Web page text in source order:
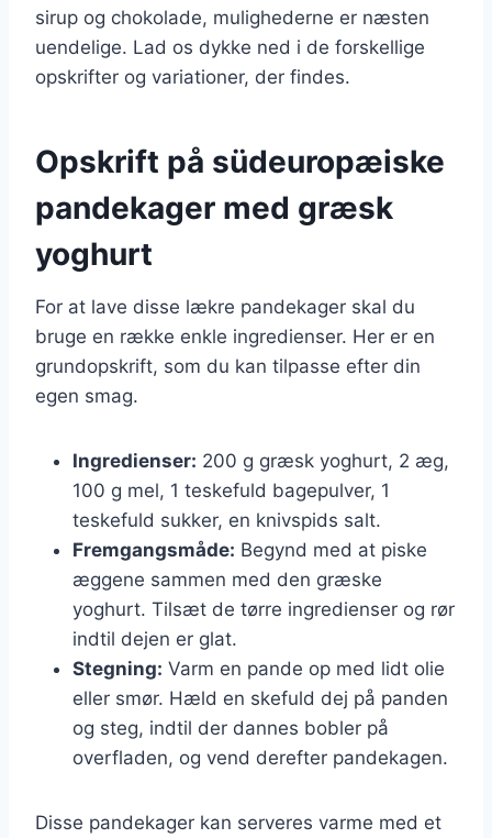
sirup og chokolade, mulighederne er næsten
uendelige. Lad os dykke ned i de forskellige
opskrifter og variationer, der findes.
Opskrift på südeuropæiske
pandekager med græsk
yoghurt
For at lave disse lækre pandekager skal du
bruge en række enkle ingredienser. Her er en
grundopskrift, som du kan tilpasse efter din
egen smag.
Ingredienser: 200 g græsk yoghurt, 2 æg,
100 g mel, 1 teskefuld bagepulver, 1
teskefuld sukker, en knivspids salt.
Fremgangsmåde: Begynd med at piske
æggene sammen med den græske
yoghurt. Tilsæt de tørre ingredienser og rør
indtil dejen er glat.
Stegning: Varm en pande op med lidt olie
eller smør. Hæld en skefuld dej på panden
og steg, indtil der dannes bobler på
overfladen, og vend derefter pandekagen.
Disse pandekager kan serveres varme med et